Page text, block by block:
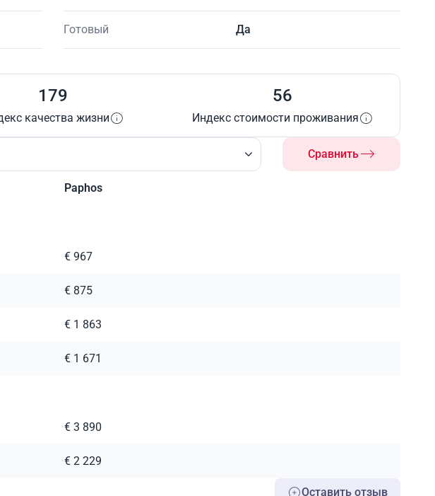
Готовый Да
179
качества жизни
56
Индекс стоимости проживания
Сравнить
Paphos
€ 967
€ 875
€ 1 863
€ 1 671
€ 3 890
€ 2 229
Оставить отзыв